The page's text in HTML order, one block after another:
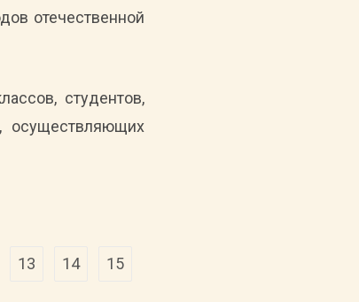
отечественной
студентов,
осуществляющих
13 14 15